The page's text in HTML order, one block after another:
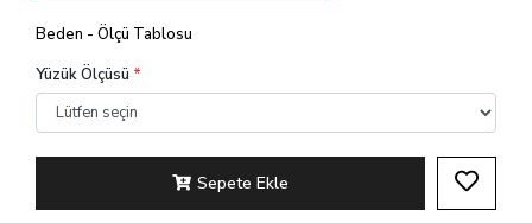
Beden - Ölçü Tablosu
Yüzük Ölçüsü *
Sepete Ekle